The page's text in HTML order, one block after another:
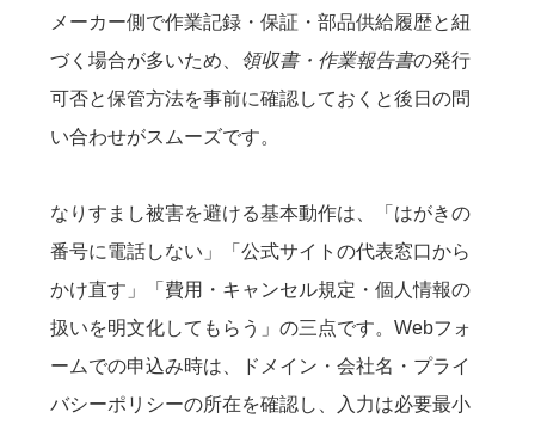
メーカー側で作業記録・保証・部品供給履歴と紐
づく場合が多いため、 領収書・作業報告書の発行
可否と保管方法を事前に確認しておくと後日の問
い合わせがスムーズです。
なりすまし被害を避ける基本動作は、「はがきの
番号に電話しない」「公式サイトの代表窓口から
かけ直す」「費用・キャンセル規定・個人情報の
扱いを明文化してもらう」の三点です。Webフォ
ームでの申込み時は、ドメイン・会社名・プライ
バシーポリシーの所在を確認し、入力は必要最小